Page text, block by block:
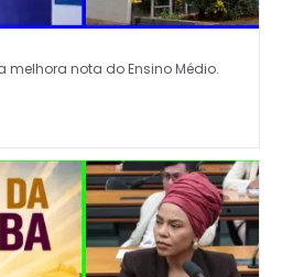
melhora nota do Ensino Médio.